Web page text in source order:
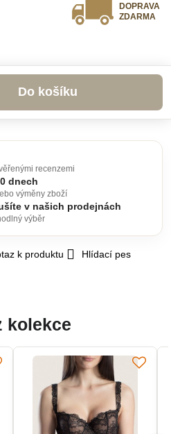
DOPRAVA
ZDARMA
Do košíku
k produktu
Hlídací pes
recenzemi
dnech
výměny zboží
v našich prodejnách
výběr
kolekce